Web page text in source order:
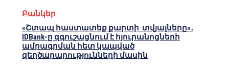
Բանկեր
«Շտապ հաստատեք քարտի տվյալները»․
IDBank-ը զգուշացնում է հյուրանոցների
ամրագրման հետ կապված
զեղծարարությունների մասին